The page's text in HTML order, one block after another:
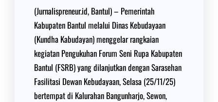
(Jurnalispreneur.id, Bantul) – Pemerintah
Kabupaten Bantul melalui Dinas Kebudayaan
(Kundha Kabudayan) menggelar rangkaian
kegiatan Pengukuhan Forum Seni Rupa Kabupaten
Bantul (FSRB) yang dilanjutkan dengan Sarasehan
Fasilitasi Dewan Kebudayaan, Selasa (25/11/25)
bertempat di Kalurahan Bangunharjo, Sewon,